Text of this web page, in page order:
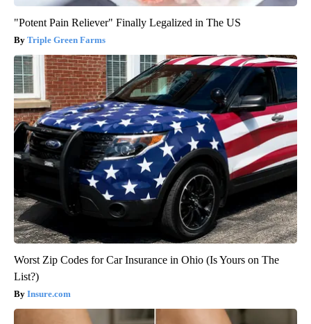
"Potent Pain Reliever" Finally Legalized in The US
Triple Green Farms
Worst Zip Codes for Car Insurance in Ohio (Is Yours on The
List?)
Insure.com